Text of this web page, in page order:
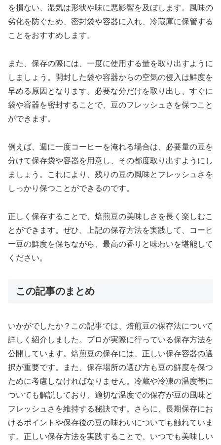
を損ない、湿気は形状や味に悪影響を及ぼします。風味の
劣化を防ぐため、密封袋や容器に入れ、冷蔵庫に保管する
ことをおすすめします。
また、保存の際には、一度に使用する量を取り出すように
しましょう。開封した袋や容器からの空気の侵入は鮮度を
早める原因となります。必要な分だけを取り出し、すぐに
袋や容器を密封することで、豆のフレッシュさを保つこと
ができます。
例えば、週に一度コーヒーを淹れる場合は、必要量の豆を
分けて保存袋や容器を用意し、その都度取り出すようにし
ましょう。これにより、残りの豆の風味とフレッシュさを
しっかり保つことができるのです。
正しく保存することで、焙煎豆の美味しさを長く楽しむこ
とができます。ぜひ、上記の保存方法を実践して、コーヒ
ー豆の鮮度を保ちながら、最高の香りと味わいを堪能して
ください。
この記事のまとめ
いかがでしたか？この記事では、焙煎豆の保存法について
詳しく紹介しました。プロが実際に行っている保存方法を
公開しています。焙煎豆の保存には、正しい保存容器の選
択が重要です。また、保存場所の選び方も豆の鮮度を保つ
ために考慮しなければなりません。冷蔵や冷凍の温度帯に
ついても解説しており、適切な温度での保存が豆の風味と
フレッシュさを維持する秘訣です。さらに、長期保存にお
けるポイントや保存後の豆の味わいについても触れていま
す。正しい保存方法を実践することで、いつでも美味しい